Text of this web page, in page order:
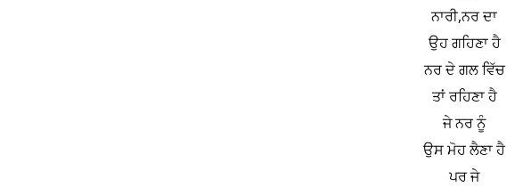
ਨਾਰੀ,ਨਰ ਦਾ
ਉਹ ਗਹਿਣਾ ਹੈ
ਨਰ ਦੇ ਗਲ ਵਿੱਚ
ਤਾਂ ਰਹਿਣਾ ਹੈ
ਜੇ ਨਰ ਨੂੰ
ਉਸ ਮੋਹ ਲੈਣਾ ਹੈ
ਪਰ ਜੇ